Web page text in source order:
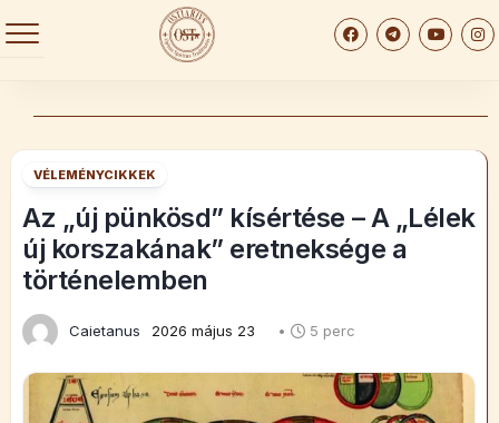
to
VÉLEMÉNYCIKKEK
Az „új pünkösd” kísértése – A „Lélek
új korszakának” eretneksége a
történelemben
Caietanus 2026 május 23 • 5 perc